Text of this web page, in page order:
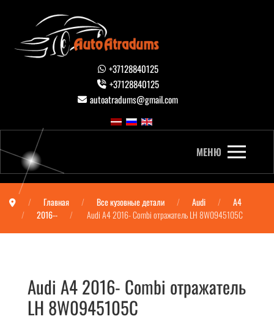
+37128840125
+37128840125
autoatradums@gmail.com
МЕНЮ
Главная Все кузовные детали Audi
A4
2016--
Audi A4 2016- Combi отражатель LH 8W0945105C
Audi A4 2016- Combi отражатель
LH 8W0945105C